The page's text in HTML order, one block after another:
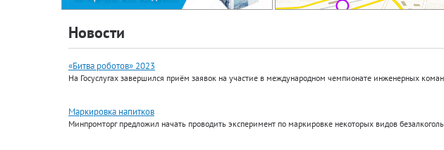
Новости
«Битва роботов» 2023
На Госуслугах завершился приём заявок на участие в международном чемпионате инженерных
Маркировка напитков
Минпромторг предложил начать проводить эксперимент по маркировке некоторых видов